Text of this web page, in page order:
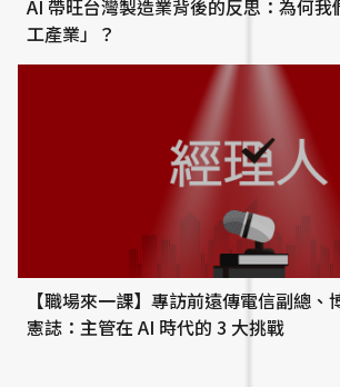
AI 帶旺台灣製造業背後的反思：為何我
工產業」？
【職場來一課】專訪前遠傳電信副總
憲誌：主管在 AI 時代的 3 大挑戰